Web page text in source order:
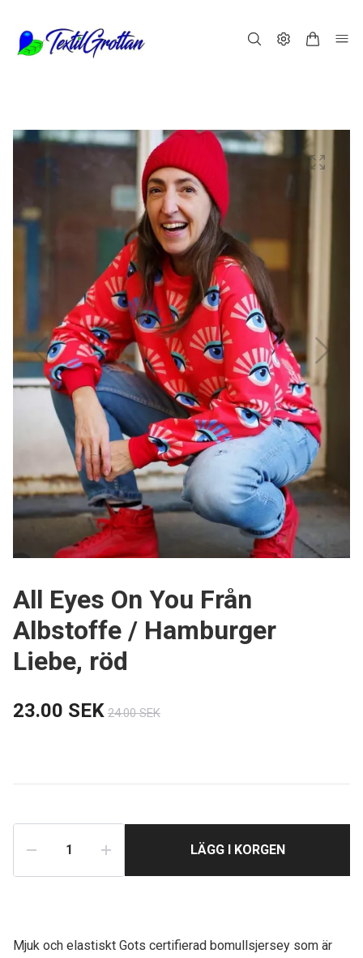
All Eyes On You Från
Albstoffe / Hamburger
Liebe, röd
23.00 SEK 24.00 SEK
LÄGG I KORGEN
Mjuk och elastiskt Gots certifierad bomullsjersey som är